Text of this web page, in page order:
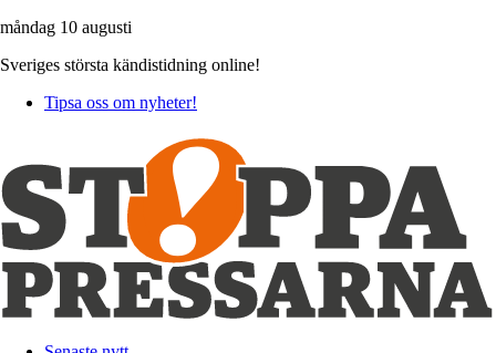
måndag 10 augusti
Sveriges största kändistidning online!
Tipsa oss om nyheter!